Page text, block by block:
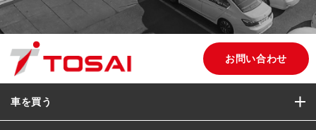
お問い合わせ
車を買う